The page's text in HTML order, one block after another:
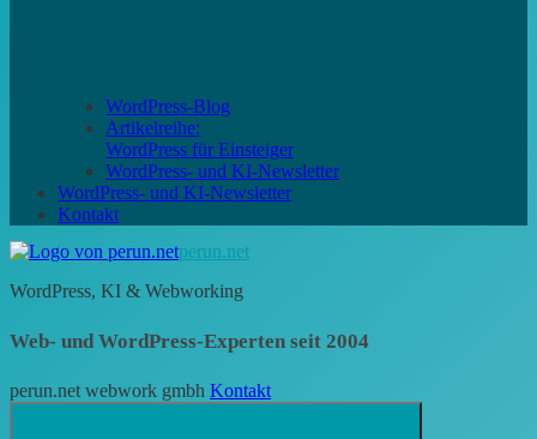
WordPress-Blog
Artikelreihe:
WordPress für Einsteiger
WordPress- und KI-Newsletter
WordPress- und KI-Newsletter
Kontakt
perun.net
WordPress, KI & Webworking
Web- und WordPress-Experten seit 2004
perun.net webwork gmbh Kontakt